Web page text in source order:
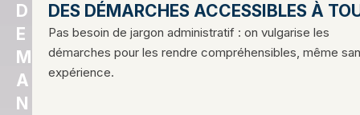
D
E
M
A
N
DES DÉMARCHES ACCESSIBLES À
Pas besoin de jargon administratif : on vulgarise les
démarches pour les rendre compréhensibles, même
expérience.